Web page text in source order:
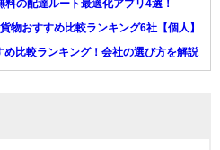
料の配達ルート最適化アプリ4選！
物おすすめ比較ランキング6社【個人】
め比較ランキング！会社の選び方を解説